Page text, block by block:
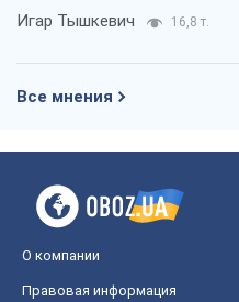
Игар Тышкевич 16,8 т.
Все мнения
О компании
Правовая информация